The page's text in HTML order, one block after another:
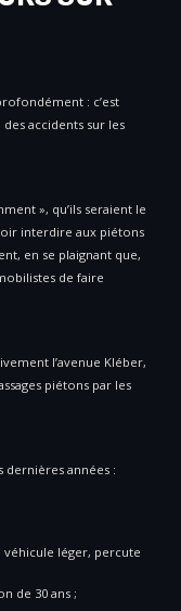
: c’est
accidents sur les
», qu’ils seraient le
interdire aux piétons
en se plaignant que,
de faire
l’avenue Kléber,
piétons par les
dernières années :
véhicule léger, percute
de 30 ans ;